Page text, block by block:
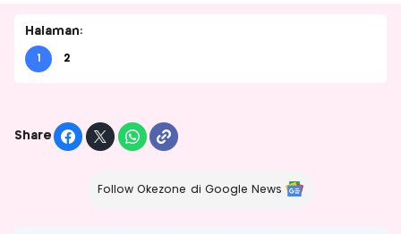
Halaman:
1 2
Share
Follow Okezone di Google News